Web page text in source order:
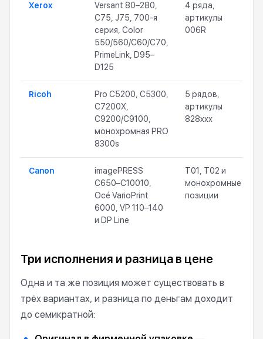
Xerox
Versant 80–280,
C75, J75, 700-я
серия, Color
550/560/C60/C70,
PrimeLink, D95–
D125
4 ряда,
артикулы
006R
Ricoh
Pro C5200, C5300,
C7200X,
C9200/C9100,
монохромная PRO
8300s
5 рядов,
артикулы
828xxx
Canon
imagePRESS
C650–C10010,
Océ VarioPrint
6000, VP 110–140
и DP Line
T01, T02 и
монохромные
позиции
Три исполнения и разница в цене
Одна и та же позиция может существовать в
трёх вариантах, и разница по деньгам доходит
до семикратной: